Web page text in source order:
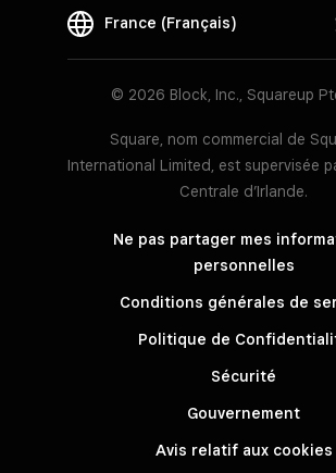
France (Français)
© 2026 Block, Inc., Squareup
Square, nom commercial de
International Limited, est supervisée
Centrale d’Irlande.
Ne pas partager mes
personnelles
Conditions générales de
Politique de
Sécurité
Gouvernement
Avis relatif aux cookies